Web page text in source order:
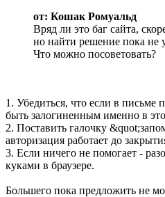
от: Кошак Ромуальд
Вряд ли это баг сайта,
но найти решение пока не
Что можно посоветовать?
1. Убедиться, что если в письме
быть залогиненным именно в
2. Поставить галочку
авторизация работает до
3. Если ничего не помогает -
куками в браузере.
Большего пока предложить не